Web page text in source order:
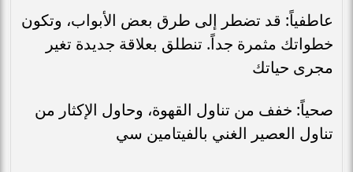
عاطفياً: قد تضطر إلى طرق بعض الأبواب، وتكون
خطواتك مثمرة جداً. تنطلق بعلاقة جديدة تغير
مجرى حياتك
صحياً: خفف من تناول القهوة، وحاول الإكثار من
تناول العصير الغني بالفيتامين سي